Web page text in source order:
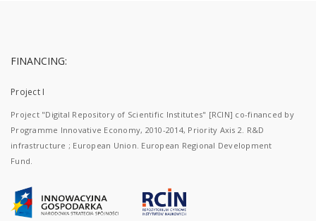
FINANCING:
Project I
Project "Digital Repository of Scientific Institutes" [RCIN] co-financed by
Programme Innovative Economy, 2010-2014, Priority Axis 2. R&D
infrastructure ; European Union. European Regional Development
Fund.